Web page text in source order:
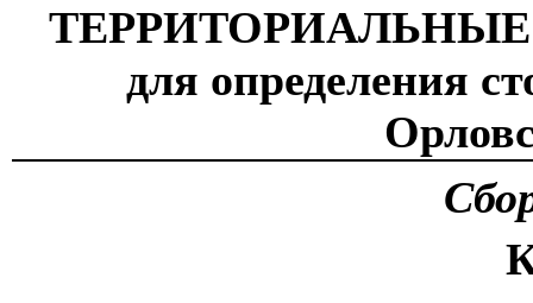
для определения